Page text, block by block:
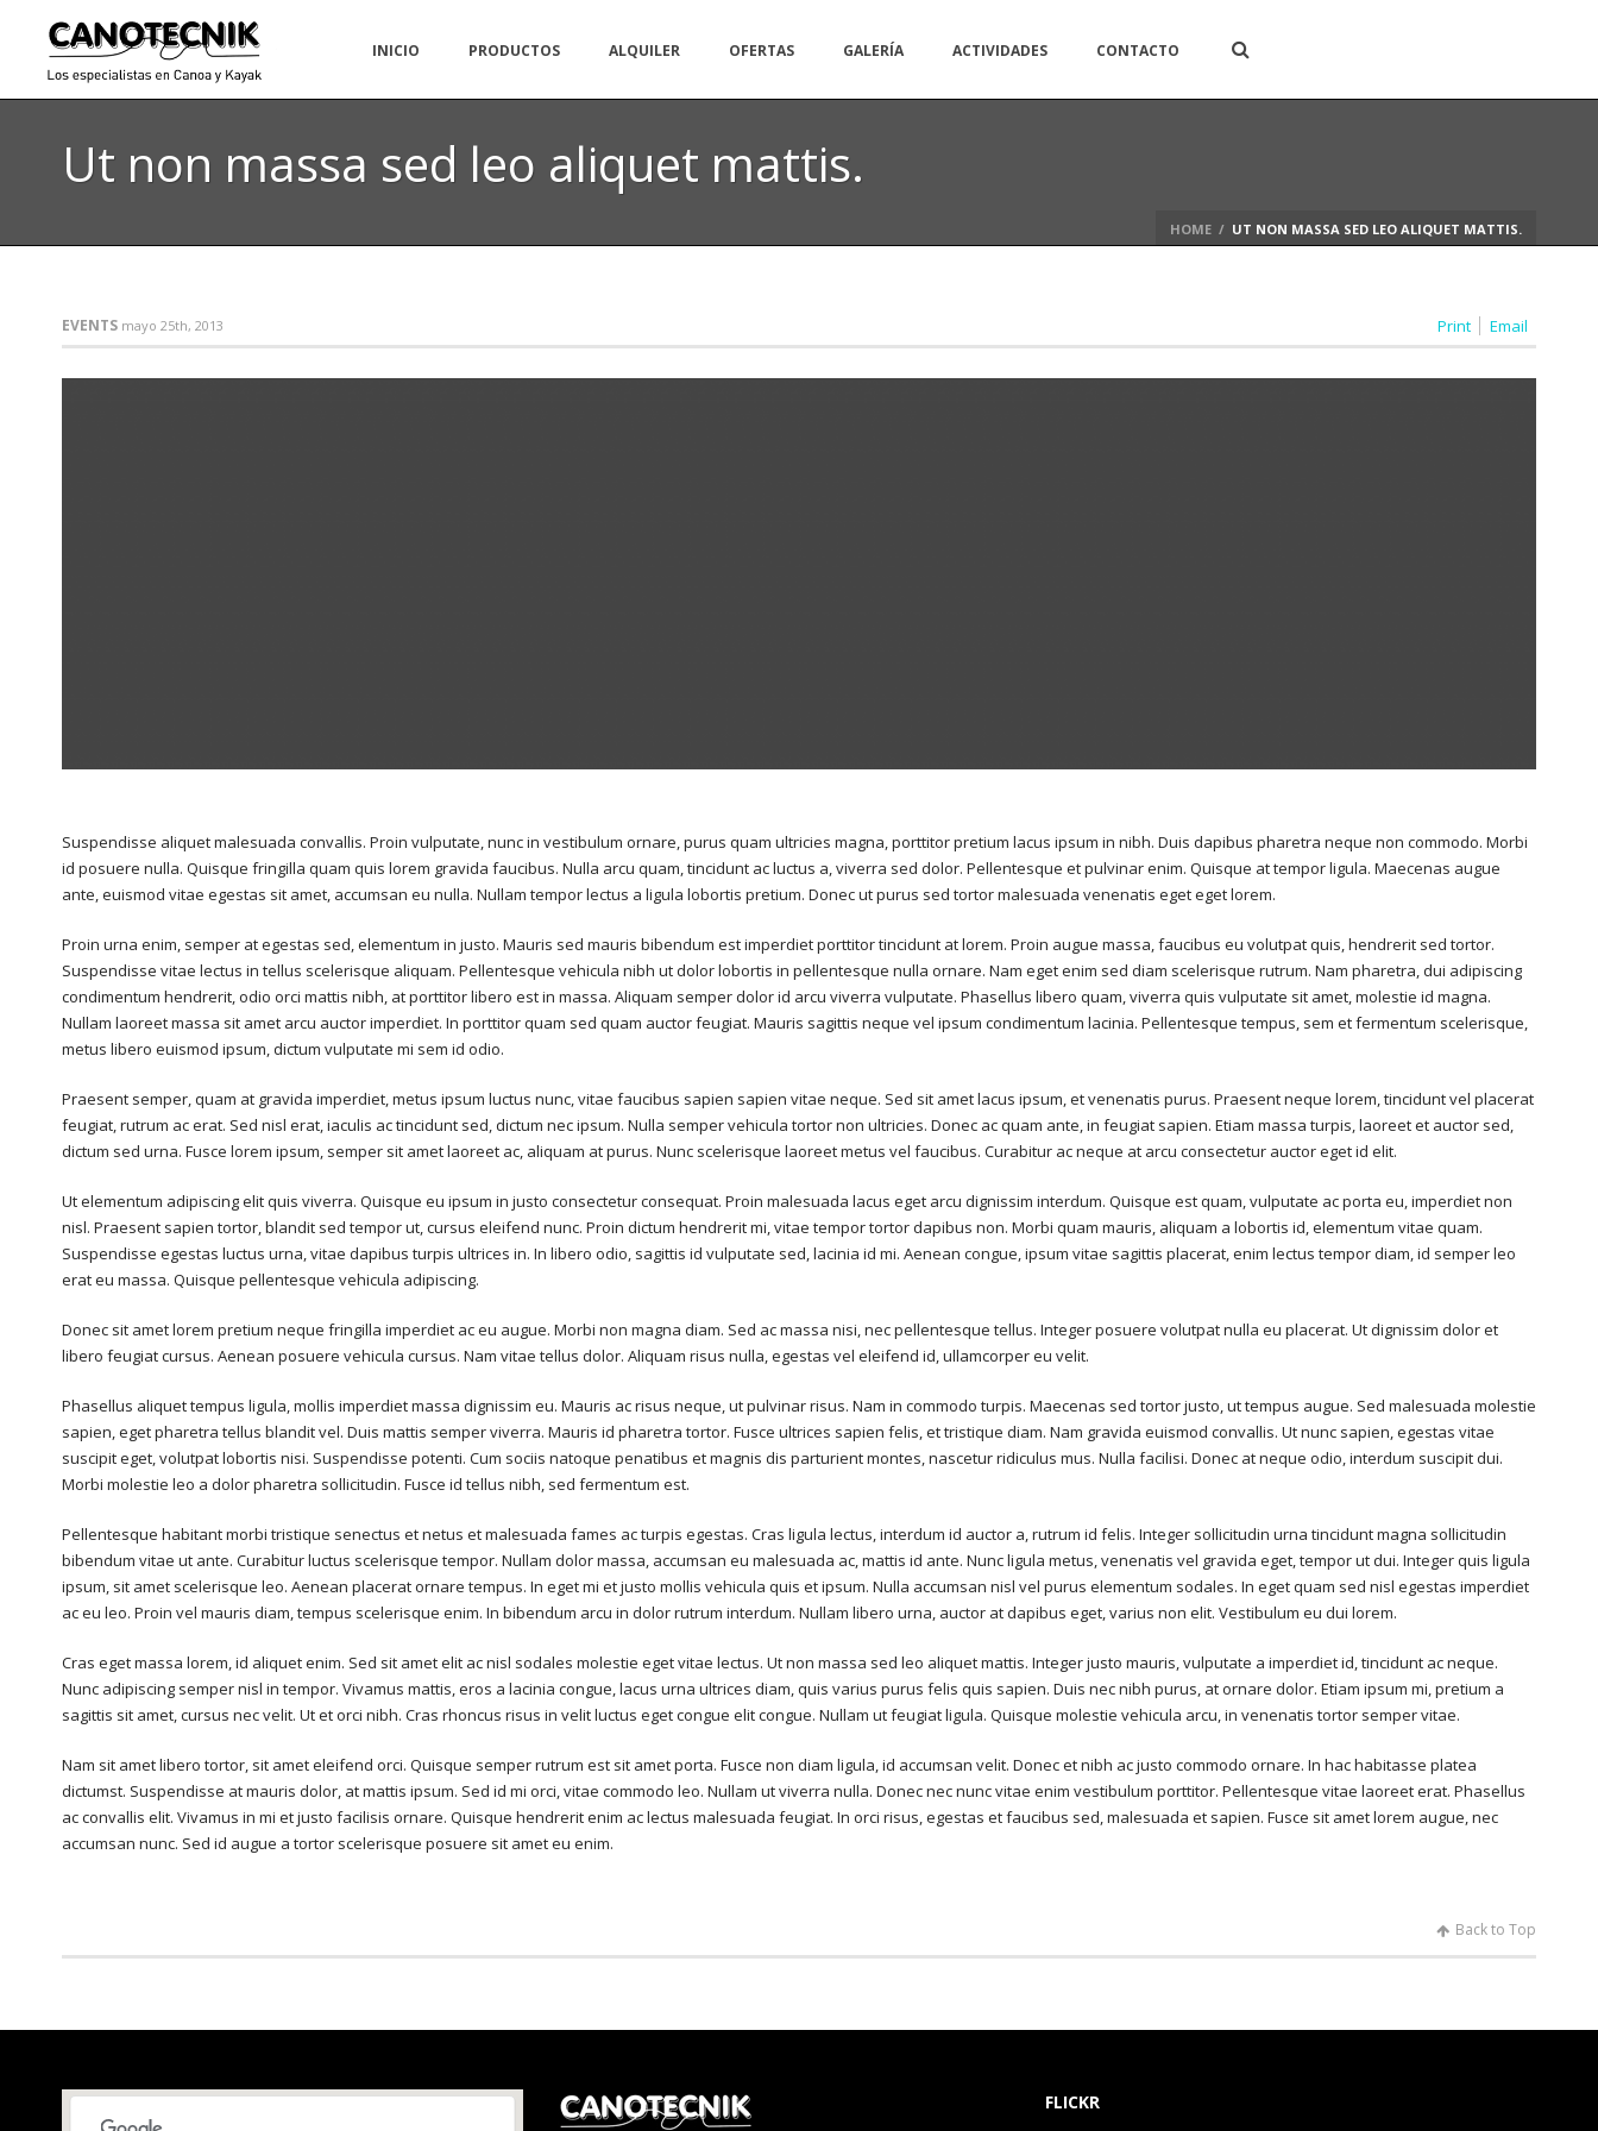
INICIO PRODUCTOS ALQUILER OFERTAS GALERÍA ACTIVIDADES CONTACTO
Ut non massa sed leo aliquet mattis.
HOME / UT NON MASSA SED LEO ALIQUET MATTIS.
Print Email
EVENTS mayo 25th, 2013
Suspendisse aliquet malesuada convallis. Proin vulputate, nunc in vestibulum ornare, purus quam ultricies magna, porttitor pretium lacus ipsum in nibh. Duis dapibus pharetra neque non commodo. Morbi
id posuere nulla. Quisque fringilla quam quis lorem gravida faucibus. Nulla arcu quam, tincidunt ac luctus a, viverra sed dolor. Pellentesque et pulvinar enim. Quisque at tempor ligula. Maecenas augue
ante, euismod vitae egestas sit amet, accumsan eu nulla. Nullam tempor lectus a ligula lobortis pretium. Donec ut purus sed tortor malesuada venenatis eget eget lorem.
Proin urna enim, semper at egestas sed, elementum in justo. Mauris sed mauris bibendum est imperdiet porttitor tincidunt at lorem. Proin augue massa, faucibus eu volutpat quis, hendrerit sed tortor.
Suspendisse vitae lectus in tellus scelerisque aliquam. Pellentesque vehicula nibh ut dolor lobortis in pellentesque nulla ornare. Nam eget enim sed diam scelerisque rutrum. Nam pharetra, dui adipiscing
condimentum hendrerit, odio orci mattis nibh, at porttitor libero est in massa. Aliquam semper dolor id arcu viverra vulputate. Phasellus libero quam, viverra quis vulputate sit amet, molestie id magna.
Nullam laoreet massa sit amet arcu auctor imperdiet. In porttitor quam sed quam auctor feugiat. Mauris sagittis neque vel ipsum condimentum lacinia. Pellentesque tempus, sem et fermentum scelerisque,
metus libero euismod ipsum, dictum vulputate mi sem id odio.
Praesent semper, quam at gravida imperdiet, metus ipsum luctus nunc, vitae faucibus sapien sapien vitae neque. Sed sit amet lacus ipsum, et venenatis purus. Praesent neque lorem, tincidunt vel placerat
feugiat, rutrum ac erat. Sed nisl erat, iaculis ac tincidunt sed, dictum nec ipsum. Nulla semper vehicula tortor non ultricies. Donec ac quam ante, in feugiat sapien. Etiam massa turpis, laoreet et auctor sed,
dictum sed urna. Fusce lorem ipsum, semper sit amet laoreet ac, aliquam at purus. Nunc scelerisque laoreet metus vel faucibus. Curabitur ac neque at arcu consectetur auctor eget id elit.
Ut elementum adipiscing elit quis viverra. Quisque eu ipsum in justo consectetur consequat. Proin malesuada lacus eget arcu dignissim interdum. Quisque est quam, vulputate ac porta eu, imperdiet non
nisl. Praesent sapien tortor, blandit sed tempor ut, cursus eleifend nunc. Proin dictum hendrerit mi, vitae tempor tortor dapibus non. Morbi quam mauris, aliquam a lobortis id, elementum vitae quam.
Suspendisse egestas luctus urna, vitae dapibus turpis ultrices in. In libero odio, sagittis id vulputate sed, lacinia id mi. Aenean congue, ipsum vitae sagittis placerat, enim lectus tempor diam, id semper leo
erat eu massa. Quisque pellentesque vehicula adipiscing.
Donec sit amet lorem pretium neque fringilla imperdiet ac eu augue. Morbi non magna diam. Sed ac massa nisi, nec pellentesque tellus. Integer posuere volutpat nulla eu placerat. Ut dignissim dolor et
libero feugiat cursus. Aenean posuere vehicula cursus. Nam vitae tellus dolor. Aliquam risus nulla, egestas vel eleifend id, ullamcorper eu velit.
Phasellus aliquet tempus ligula, mollis imperdiet massa dignissim eu. Mauris ac risus neque, ut pulvinar risus. Nam in commodo turpis. Maecenas sed tortor justo, ut tempus augue. Sed malesuada molestie
sapien, eget pharetra tellus blandit vel. Duis mattis semper viverra. Mauris id pharetra tortor. Fusce ultrices sapien felis, et tristique diam. Nam gravida euismod convallis. Ut nunc sapien, egestas vitae
suscipit eget, volutpat lobortis nisi. Suspendisse potenti. Cum sociis natoque penatibus et magnis dis parturient montes, nascetur ridiculus mus. Nulla facilisi. Donec at neque odio, interdum suscipit dui.
Morbi molestie leo a dolor pharetra sollicitudin. Fusce id tellus nibh, sed fermentum est.
Pellentesque habitant morbi tristique senectus et netus et malesuada fames ac turpis egestas. Cras ligula lectus, interdum id auctor a, rutrum id felis. Integer sollicitudin urna tincidunt magna sollicitudin
bibendum vitae ut ante. Curabitur luctus scelerisque tempor. Nullam dolor massa, accumsan eu malesuada ac, mattis id ante. Nunc ligula metus, venenatis vel gravida eget, tempor ut dui. Integer quis ligula
ipsum, sit amet scelerisque leo. Aenean placerat ornare tempus. In eget mi et justo mollis vehicula quis et ipsum. Nulla accumsan nisl vel purus elementum sodales. In eget quam sed nisl egestas imperdiet
ac eu leo. Proin vel mauris diam, tempus scelerisque enim. In bibendum arcu in dolor rutrum interdum. Nullam libero urna, auctor at dapibus eget, varius non elit. Vestibulum eu dui lorem.
Cras eget massa lorem, id aliquet enim. Sed sit amet elit ac nisl sodales molestie eget vitae lectus. Ut non massa sed leo aliquet mattis. Integer justo mauris, vulputate a imperdiet id, tincidunt ac neque.
Nunc adipiscing semper nisl in tempor. Vivamus mattis, eros a lacinia congue, lacus urna ultrices diam, quis varius purus felis quis sapien. Duis nec nibh purus, at ornare dolor. Etiam ipsum mi, pretium a
sagittis sit amet, cursus nec velit. Ut et orci nibh. Cras rhoncus risus in velit luctus eget congue elit congue. Nullam ut feugiat ligula. Quisque molestie vehicula arcu, in venenatis tortor semper vitae.
Nam sit amet libero tortor, sit amet eleifend orci. Quisque semper rutrum est sit amet porta. Fusce non diam ligula, id accumsan velit. Donec et nibh ac justo commodo ornare. In hac habitasse platea
dictumst. Suspendisse at mauris dolor, at mattis ipsum. Sed id mi orci, vitae commodo leo. Nullam ut viverra nulla. Donec nec nunc vitae enim vestibulum porttitor. Pellentesque vitae laoreet erat. Phasellus
ac convallis elit. Vivamus in mi et justo facilisis ornare. Quisque hendrerit enim ac lectus malesuada feugiat. In orci risus, egestas et faucibus sed, malesuada et sapien. Fusce sit amet lorem augue, nec
accumsan nunc. Sed id augue a tortor scelerisque posuere sit amet eu enim.
Back to Top
FLICKR